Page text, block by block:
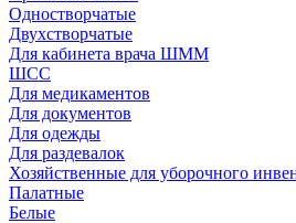
Одностворчатые
Двухстворчатые
Для кабинета врача ШММ
ШСС
Для медикаментов
Для документов
Для одежды
Для раздевалок
Хозяйственные для уборочного
Палатные
Белые